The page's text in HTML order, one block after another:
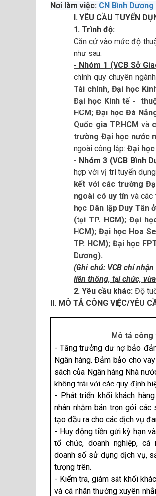
Nơi làm việc: CN Bình Dương
I. YÊU CẦU TUYỂN
1. Trình độ:
Căn cứ vào mức độ
như sau:
- Nhóm 1 (VCB Sở
chính quy chuyên
Tài chính, Đại học
Đại học Kinh tế -
HCM; Đại học Đà
Quốc gia TP.HCM và
trường Đại học nước
ngoài công lập:Đại học
- Nhóm 3 (VCB Bình
hợp với vị trí tuyển
kết với các trường
ngoài có uy tín và các
học Dân lập Duy Tân
(tại TP. HCM); Đại
HCM); Đại học Hoa
TP. HCM); Đại học
Dương).
(Ghi chú: VCB chỉ
liên thông, tại chức,
2. Yêu cầu khác:Độ
II. MÔ TẢ CÔNG VIỆC/YÊU
Mô tả công
- Tăng trưởng dư nợ bảo
Ngân hàng. Đảm bảo cho
sách của Ngân hàng Nhà
không trái với các quy định
- Phát triển khối khách
nhân nhằm bán trọn gói các
tạo đầu ra cho các dịch vụ
- Huy động tiền gửi kỳ hạn
tổ chức, doanh nghiệp, cá
doanh số sử dụng dịch vụ,
tượng trên.
- Kiểm tra, giám sát khối
và cá nhân thường xuyên